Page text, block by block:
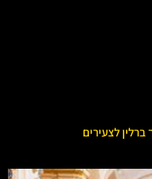
ברלין לצעירים